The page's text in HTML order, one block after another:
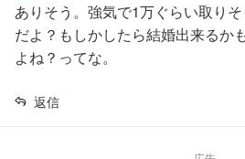
ありそう。強気で1万ぐらい取り
だよ？もしかしたら結婚出来るか
よね？ってな。
返信